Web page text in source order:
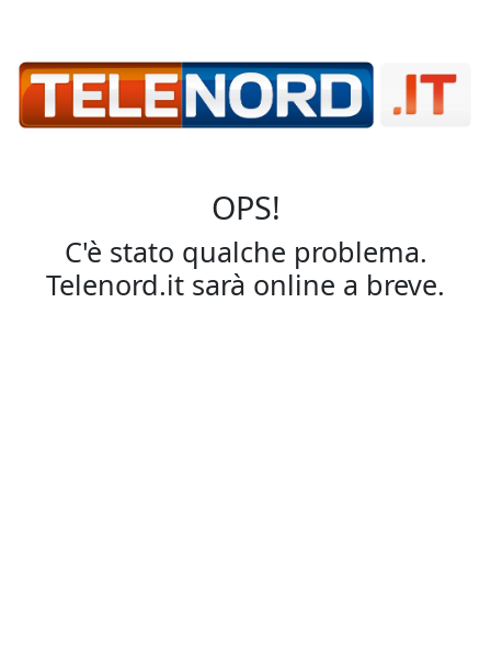
OPS!
C'è stato qualche problema.
Telenord.it sarà online a breve.